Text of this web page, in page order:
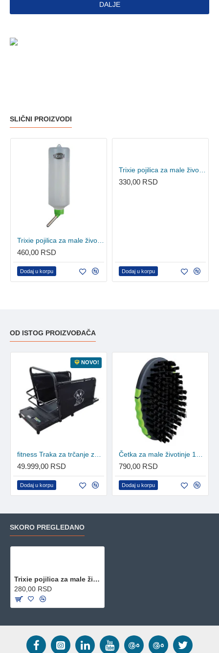
DALJE
SLIČNI PROIZVODI
460,00 RSD
Dodaj u korpu
330,00 RSD
Dodaj u korpu
OD ISTOG PROIZVOĐAČA
NOVO!
49.999,00 RSD
Dodaj u korpu
790,00 RSD
Dodaj u korpu
SKORO PREGLEDANO
Trixie pojilica za male životinje 100ml
280,00 RSD